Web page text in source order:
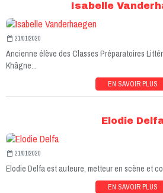
Isabelle
21/01/2020
Ancienne élève des Classes Préparatoires
Khâgne...
EN SAVOIR PLUS
Elodie
21/01/2020
Elodie Delfa est auteure, metteur en scène et
EN SAVOIR PLUS